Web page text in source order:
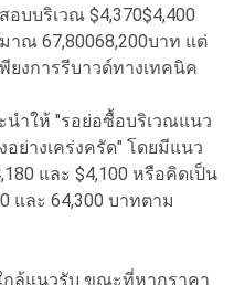
บบริเวณ $4,370$4,400
ณ 67,80068,200บาท แต่
ยงการรีบาวด์ทางเทคนิค
ำให้ "รอย่อซื้อบริเวณแนว
ย่างเคร่งครัด" โดยมีแนว
และ $4,100 หรือคิดเป็น
และ 64,300 บาทตาม
กล้แนวรับ ขณะที่หากราคา